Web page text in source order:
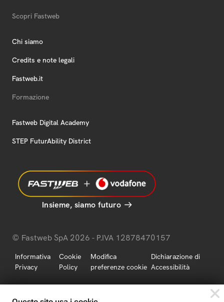
Scopri Fastweb
Chi siamo
Credits e note legali
Fastweb.it
Formazione
Fastweb Digital Academy
STEP FuturAbility District
Insieme, siamo futuro
© Fastweb SpA 2026 - P.IVA 12878470157
Informativa
Privacy
Cookie
Policy
Modifica
preferenze cookie
Dichiarazione di
Accessibilità